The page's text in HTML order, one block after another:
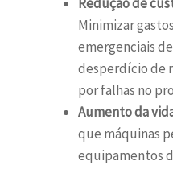
Minimizar
emergenciais
desperdício de
por falhas no
Aumento da
que máquinas
equipamentos